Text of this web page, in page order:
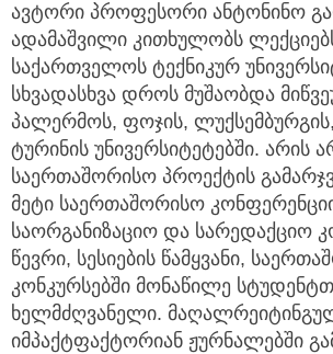
ავტორი პროფესორი ანტონინო
ადამაშვილი კითხულობს
საქართველოს ტექნიკურ
სხვადასხვა დროს მუშაობდა
პალერმოს, ფოჯის,
ტურინის უნივერსიტეტებში. არის
საერთაშორისო პროექტის
მეტი საერთაშორისო
საორგანიზაციო და სარედაქციო
წევრი, სესიების წამყვანი,
კონკურსებში მონაწილე
ხელმძღვანელი.
იმპაქტფაქტორიან ჟურნალებში